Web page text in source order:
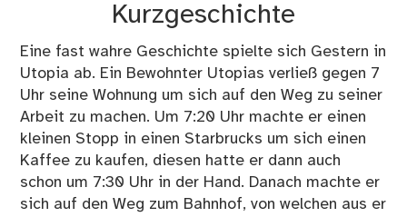
Kurzgeschichte
Eine fast wahre Geschichte spielte sich Gestern in
Utopia ab. Ein Bewohnter Utopias verließ gegen 7
Uhr seine Wohnung um sich auf den Weg zu seiner
Arbeit zu machen. Um 7:20 Uhr machte er einen
kleinen Stopp in einen Starbrucks um sich einen
Kaffee zu kaufen, diesen hatte er dann auch
schon um 7:30 Uhr in der Hand. Danach machte er
sich auf den Weg zum Bahnhof, von welchen aus er